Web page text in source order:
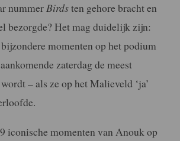
nummerBirdsten gehore bracht en
bezorgde? Het mag duidelijk zijn:
momenten op het podium
zaterdag de meest
– als ze op het Malieveld ‘ja’
iconische momenten van Anouk op